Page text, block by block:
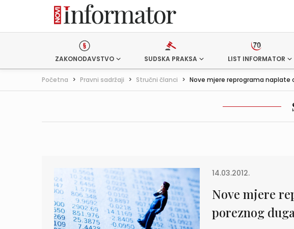
ZAKONODAVSTVO SUDSKA PRAKSA LIST INFORMATOR
Početna > Pravni sadržaji > Stručni članci > Nove mjere reprograma naplate
14.03.2012.
Nove mjere
poreznog